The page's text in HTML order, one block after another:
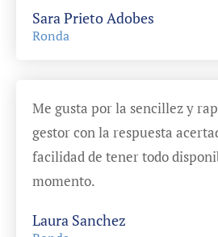
Sara Prieto Adobes
Ronda
Me gusta por la sencillez y
gestor con la respuesta
facilidad de tener todo
momento.
Laura Sanchez